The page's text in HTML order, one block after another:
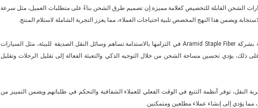
الشحن القابلة للتخصيص كعلامة مميزة.إن تصميم طرق الشحن بناءً على متطلبات العميل، مثل سرعة
هذا النهج المخصص تلبية احتياجات العملاء، مما يعزز التجربة الشاملة لاستلام المنتج.
الاستدامة في النقل: يكمن تميز استراتيجية النقل الخاصة بشركة Aramid Staple Fiber في التزامها بالاستدامة.تساهم وسائل النقل الصديقة للبيئة، مثل السيارات
على ذلك، يؤدي تحسين مساحة الشحن من خلال التوجيه الذكي والتعبئة الفعالة إلى تقليل الرحلات وتقليل
النقل، توفر أنظمة التتبع في الوقت الفعلي للعملاء الشفافية والتحكم في طلباتهم.ويضمن التمييز من
مما يؤدي إلى إنشاء عملاء مطلعين ومتمكنين.